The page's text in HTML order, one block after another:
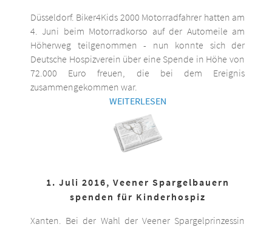
Düsseldorf. Biker4Kids 2000 Motorradfahrer hatten am
4. Juni beim Motorradkorso auf der Automeile am
Höherweg teilgenommen - nun konnte sich der
Deutsche Hospizverein über eine Spende in Höhe von
72.000 Euro freuen, die bei dem Ereignis
zusammengekommen war.
WEITERLESEN
1. Juli 2016, Veener Spargelbauern
spenden für Kinderhospiz
Xanten. Bei der Wahl der Veener Spargelprinzessin